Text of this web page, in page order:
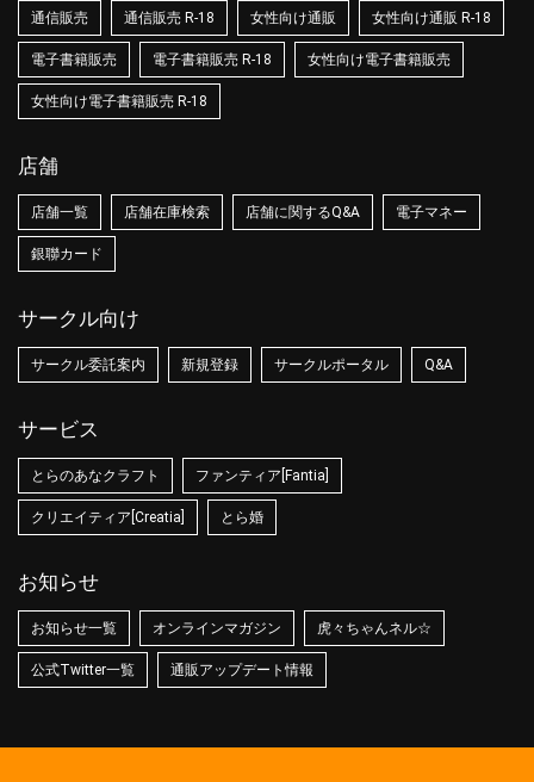
通信販売 通信販売 R-18 女性向け通販 女性向け通販 R-18
電子書籍販売 電子書籍販売 R-18 女性向け電子書籍販売
女性向け電子書籍販売 R-18
店舗
店舗一覧 店舗在庫検索 店舗に関するQ&A 電子マネー
銀聯カード
サークル向け
サークル委託案内 新規登録 サークルポータル Q&A
サービス
とらのあなクラフト ファンティア[Fantia]
クリエイティア[Creatia] とら婚
お知らせ
お知らせ一覧 オンラインマガジン 虎々ちゃんネル☆
公式Twitter一覧 通販アップデート情報